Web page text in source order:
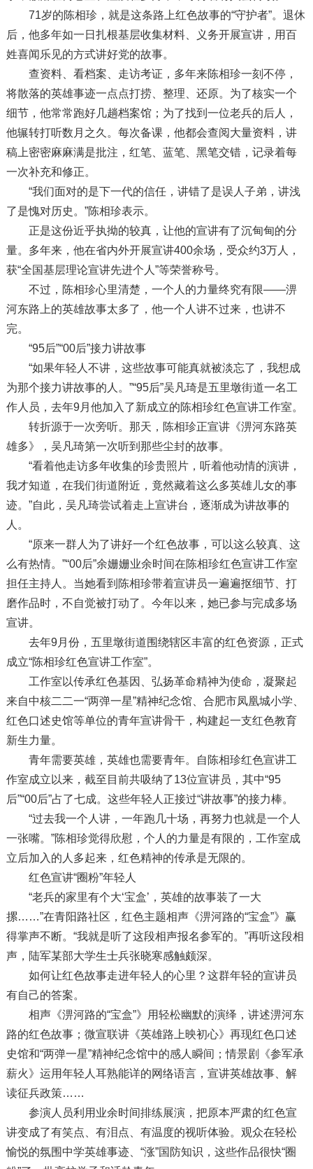
71岁的陈相珍，就是这条路上红色故事的“守护者”。退休
后，他多年如一日扎根基层收集材料、义务开展宣讲，用百
姓喜闻乐见的方式讲好党的故事。
查资料、看档案、走访考证，多年来陈相珍一刻不停，
将散落的英雄事迹一点点打捞、整理、还原。为了核实一个
细节，他常常跑好几趟档案馆；为了找到一位老兵的后人，
他辗转打听数月之久。每次备课，他都会查阅大量资料，讲
稿上密密麻麻满是批注，红笔、蓝笔、黑笔交错，记录着每
一次补充和修正。
“我们面对的是下一代的信任，讲错了是误人子弟，讲浅
了是愧对历史。”陈相珍表示。
正是这份近乎执拗的较真，让他的宣讲有了沉甸甸的分
量。多年来，他在省内外开展宣讲400余场，受众约3万人，
获“全国基层理论宣讲先进个人”等荣誉称号。
不过，陈相珍心里清楚，一个人的力量终究有限——淠
河东路上的英雄故事太多了，他一个人讲不过来，也讲不
完。
“95后”“00后”接力讲故事
“如果年轻人不讲，这些故事可能真就被淡忘了，我想成
为那个接力讲故事的人。”“95后”吴凡琦是五里墩街道一名工
作人员，去年9月他加入了新成立的陈相珍红色宣讲工作室。
转折源于一次旁听。那天，陈相珍正宣讲《淠河东路英
雄多》，吴凡琦第一次听到那些尘封的故事。
“看着他走访多年收集的珍贵照片，听着他动情的演讲，
我才知道，在我们街道附近，竟然藏着这么多英雄儿女的事
迹。”自此，吴凡琦尝试着走上宣讲台，逐渐成为讲故事的
人。
“原来一群人为了讲好一个红色故事，可以这么较真、这
么有热情。”“00后”余姗姗业余时间在陈相珍红色宣讲工作室
担任主持人。当她看到陈相珍带着宣讲员一遍遍抠细节、打
磨作品时，不自觉被打动了。今年以来，她已参与完成多场
宣讲。
去年9月份，五里墩街道围绕辖区丰富的红色资源，正式
成立“陈相珍红色宣讲工作室”。
工作室以传承红色基因、弘扬革命精神为使命，凝聚起
来自中核二二一“两弹一星”精神纪念馆、合肥市凤凰城小学、
红色口述史馆等单位的青年宣讲骨干，构建起一支红色教育
新生力量。
青年需要英雄，英雄也需要青年。自陈相珍红色宣讲工
作室成立以来，截至目前共吸纳了13位宣讲员，其中“95
后”“00后”占了七成。这些年轻人正接过“讲故事”的接力棒。
“过去我一个人讲，一年跑几十场，再努力也就是一个人
一张嘴。”陈相珍觉得欣慰，个人的力量是有限的，工作室成
立后加入的人多起来，红色精神的传承是无限的。
红色宣讲“圈粉”年轻人
“老兵的家里有个大‘宝盒’，英雄的故事装了一大
摞……”在青阳路社区，红色主题相声《淠河路的“宝盒”》赢
得掌声不断。“我就是听了这段相声报名参军的。”再听这段相
声，陆军某部大学生士兵张晓寒感触颇深。
如何让红色故事走进年轻人的心里？这群年轻的宣讲员
有自己的答案。
相声《淠河路的“宝盒”》用轻松幽默的演绎，讲述淠河东
路的红色故事；微宣联讲《英雄路上映初心》再现红色口述
史馆和“两弹一星”精神纪念馆中的感人瞬间；情景剧《参军承
薪火》运用年轻人耳熟能详的网络语言，宣讲英雄故事、解
读征兵政策……
参演人员利用业余时间排练展演，把原本严肃的红色宣
讲变成了有笑点、有泪点、有温度的视听体验。观众在轻松
愉悦的氛围中学英雄事迹、“涨”国防知识，这些作品很快“圈